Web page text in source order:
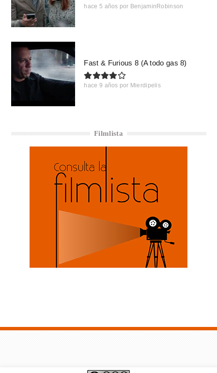
hace 5 años por BenjaminRobinson
Fast & Furious 8 (A todo gas 8)
hace 9 años por Mierdipelis
Filmlista